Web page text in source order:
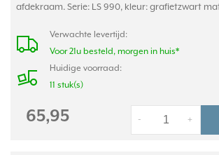
afdekraam. Serie: LS 990, kleur: grafietzwart
Verwachte levertijd:
Voor 21u besteld, morgen in huis*
Huidige voorraad:
11 stuk(s)
65,95 +
-